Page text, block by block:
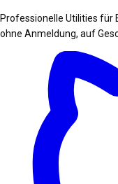
Professionelle Utilities für
ohne Anmeldung, auf